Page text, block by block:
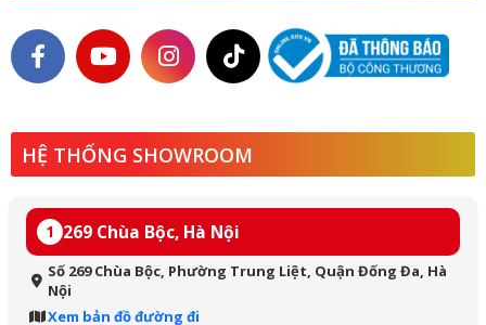
HỆ THỐNG SHOWROOM
1 269 Chùa Bộc, Hà Nội
Số 269 Chùa Bộc, Phường Trung Liệt, Quận Đống Đa, Hà
Nội
Xem bản đồ đường đi